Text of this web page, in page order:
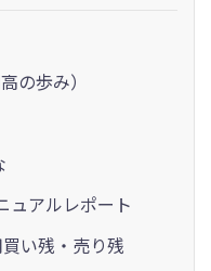
の歩み）
ュアルレポート
い残・売り残